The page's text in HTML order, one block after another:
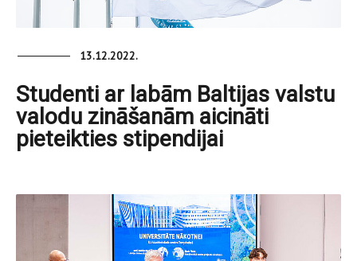
13.12.2022.
Studenti ar labām Baltijas valstu
valodu zināšanām aicināti
pieteikties stipendijai